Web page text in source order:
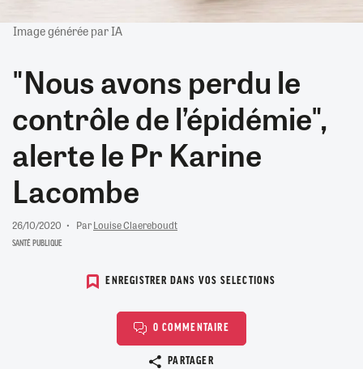
Image générée par IA
"Nous avons perdu le
contrôle de l’épidémie",
alerte le Pr Karine
Lacombe
26/10/2020 ParLouise Claereboudt
SANTÉ PUBLIQUE
ENREGISTRER DANS VOS SELECTIONS
0 COMMENTAIRE
PARTAGER